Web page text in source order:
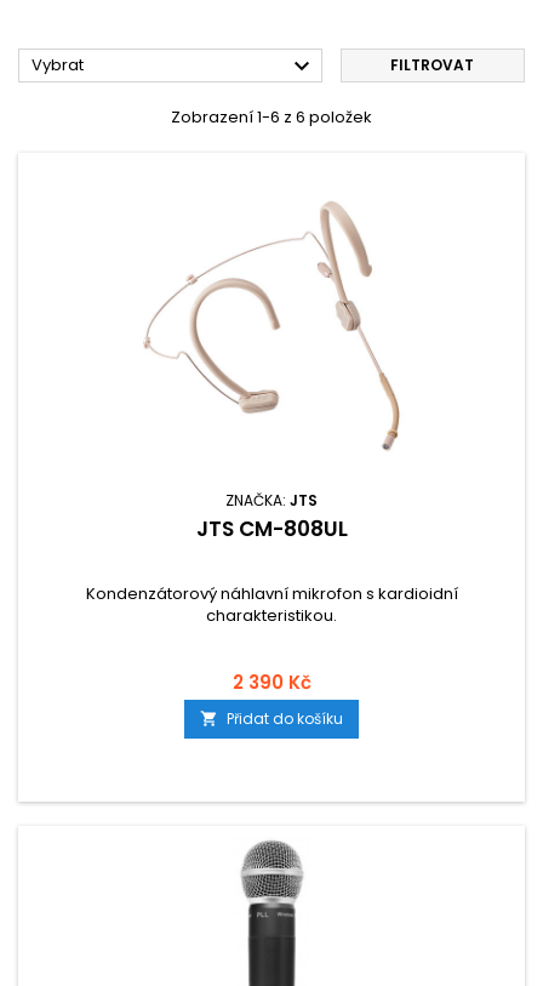
Vybrat  FILTROVAT
Zobrazení 1-6 z 6 položek
ZNAČKA: JTS
JTS CM-808UL
Kondenzátorový náhlavní mikrofon s kardioidní
charakteristikou.
2 390 Kč
 Přidat do košíku